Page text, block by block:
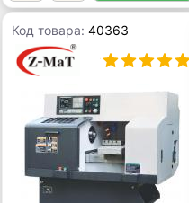
Код товара:40363